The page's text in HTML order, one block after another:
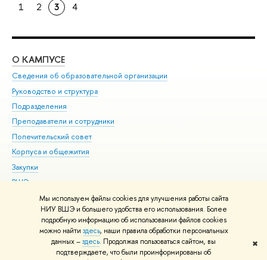
Мы используем файлы cookies для улучшения работы сайта
НИУ ВШЭ и большего удобства его использования. Более
подробную информацию об использовании файлов cookies
можно найти здесь, наши правила обработки персональных
данных –здесь. Продолжая пользоваться сайтом, вы
подтверждаете, что были проинформированы об
✖
1 2 3 4
О КАМПУСЕ
Сведения об образовательной организации
Руководство и структура
Подразделения
Преподаватели и сотрудники
Попечительский совет
Корпуса и общежития
Закупки
ВШЭ для студентов с ограниченными возможностями
здоровья и инвалидностью
Версия для слабовидящих
Единая платежная страница